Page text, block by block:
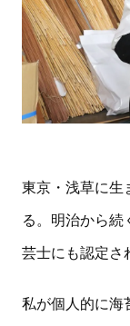
東京・浅草に生
る。明治から
芸士にも認定さ
私が個人的に海